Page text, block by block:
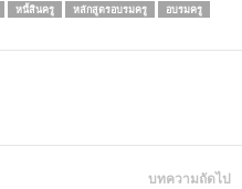
หนี้สินครู หลักสูตรอบรมครู
อบรมครู
บทความถัดไป